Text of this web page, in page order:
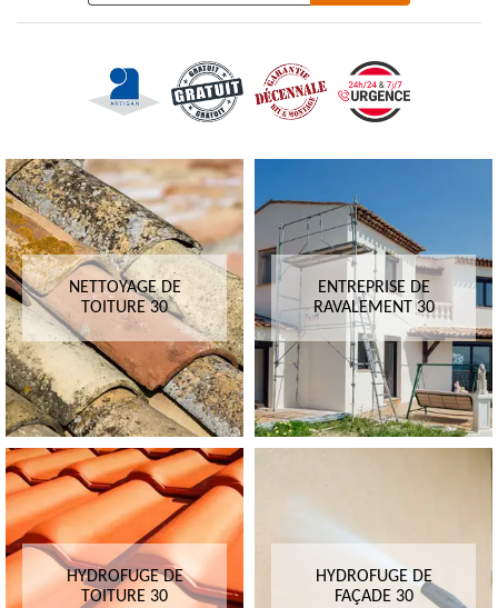
NETTOYAGE DE
TOITURE 30
ENTREPRISE DE
RAVALEMENT 30
HYDROFUGE DE
TOITURE 30
HYDROFUGE DE
FAÇADE 30